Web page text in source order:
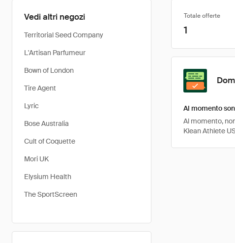
Vedi altri negozi
Territorial Seed Company
L'Artisan Parfumeur
Bown of London
Tire Agent
Lyric
Bose Australia
Cult of Coquette
Mori UK
Elysium Health
The SportScreen
Totale offerte
1
Al momento
Al momento,
Klean Athlete